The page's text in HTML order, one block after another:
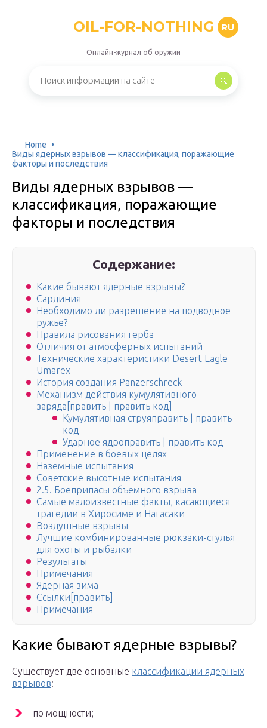
OIL-FOR-NOTHING RU
Онлайн-журнал об оружии
Home
Виды ядерных взрывов — классификация, поражающие
факторы и последствия
Виды ядерных взрывов —
классификация, поражающие
факторы и последствия
Содержание:
Какие бывают ядерные взрывы?
Сардиния
Необходимо ли разрешение на подводное
ружье?
Правила рисования герба
Отличия от атмосферных испытаний
Технические характеристики Desert Eagle
Umarex
История создания Panzerschreck
Механизм действия кумулятивного
заряда[править | править код]
Кумулятивная струяправить | править
код
Ударное ядроправить | править код
Применение в боевых целях
Наземные испытания
Советские высотные испытания
2.5. Боеприпасы объемного взрыва
Самые малоизвестные факты, касающиеся
трагедии в Хиросиме и Нагасаки
Воздушные взрывы
Лучшие комбинированные рюкзаки-стулья
для охоты и рыбалки
Результаты
Примечания
Ядерная зима
Ссылки[править]
Примечания
Какие бывают ядерные взрывы?
Существует две основные классификации ядерных
взрывов:
по мощности;